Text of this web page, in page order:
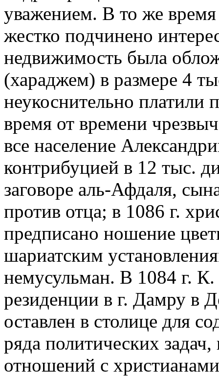
уважением. В то же
жестко подчинено
недвижимость была
(хараджем) в размере 4
неукоснительно
время от времени
все население
контрибуцией в 12 тыс.
заговоре аль-Афдаля,
против отца; в 1086 г.
предписано ношение
шариатским
немусульман. В 1084 г.
резиденции в г. Дамру в
оставлен в столице для
ряда политических
отношений с